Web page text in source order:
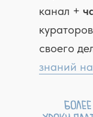
канал +
своего
знаний